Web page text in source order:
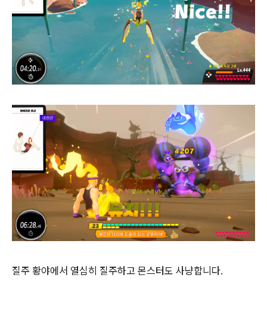
질주 황야에서 열심히 질주하고 몬스터도 사냥합니다.